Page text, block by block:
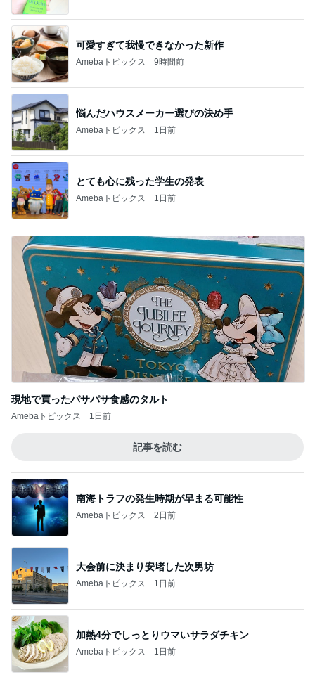
可愛すぎて我慢できなかった新作
Amebaトピックス 9時間前
悩んだハウスメーカー選びの決め手
Amebaトピックス 1日前
とても心に残った学生の発表
Amebaトピックス 1日前
現地で買ったパサパサ食感のタルト
Amebaトピックス 1日前
記事を読む
南海トラフの発生時期が早まる可能性
Amebaトピックス 2日前
大会前に決まり安堵した次男坊
Amebaトピックス 1日前
加熱4分でしっとりウマいサラダチキン
Amebaトピックス 1日前